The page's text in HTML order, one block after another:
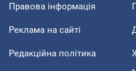
Правова інформація
Реклама на сайті
Редакційна політика